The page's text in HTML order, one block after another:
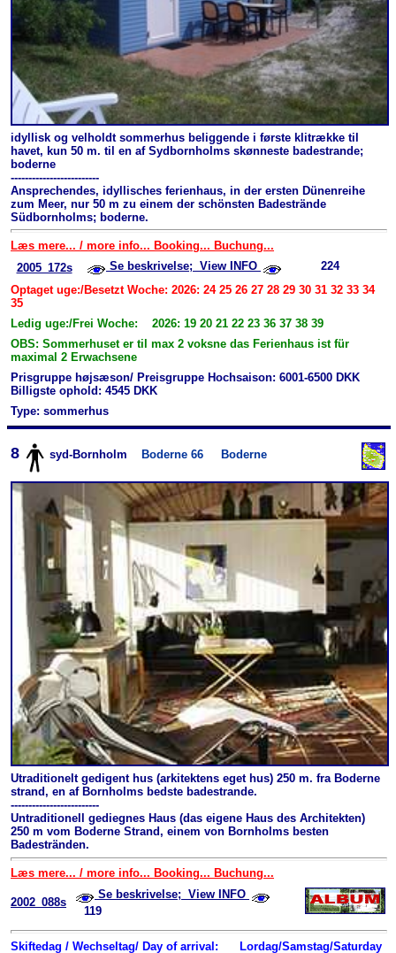
idyllisk og velholdt sommerhus beliggende i første klitrække til
havet, kun 50 m. til en af Sydbornholms skønneste badestrande;
boderne
-------------------------
Ansprechendes, idyllisches ferienhaus, in der ersten Dünenreihe
zum Meer, nur 50 m zu einem der schönsten Badestrände
Südbornholms; boderne.
Læs mere... / more info... Booking... Buchung...
2005_172s
Se beskrivelse; View INFO
224
Optaget uge:/Besetzt Woche: 2026: 24 25 26 27 28 29 30 31 32 33 34
35
Ledig uge:/Frei Woche: 2026: 19 20 21 22 23 36 37 38 39
OBS: Sommerhuset er til max 2 voksne das Ferienhaus ist für
maximal 2 Erwachsene
Prisgruppe højsæson/ Preisgruppe Hochsaison: 6001-6500 DKK
Billigste ophold: 4545 DKK
Type: sommerhus
8 syd-Bornholm Boderne 66 Boderne
Utraditionelt gedigent hus (arkitektens eget hus) 250 m. fra Boderne
strand, en af Bornholms bedste badestrande.
-------------------------
Untraditionell gediegnes Haus (das eigene Haus des Architekten)
250 m vom Boderne Strand, einem von Bornholms besten
Badestränden.
Læs mere... / more info... Booking... Buchung...
2002_088s
Se beskrivelse; View INFO
119
Skiftedag / Wechseltag/ Day of arrival:
Lordag/Samstag/Saturday